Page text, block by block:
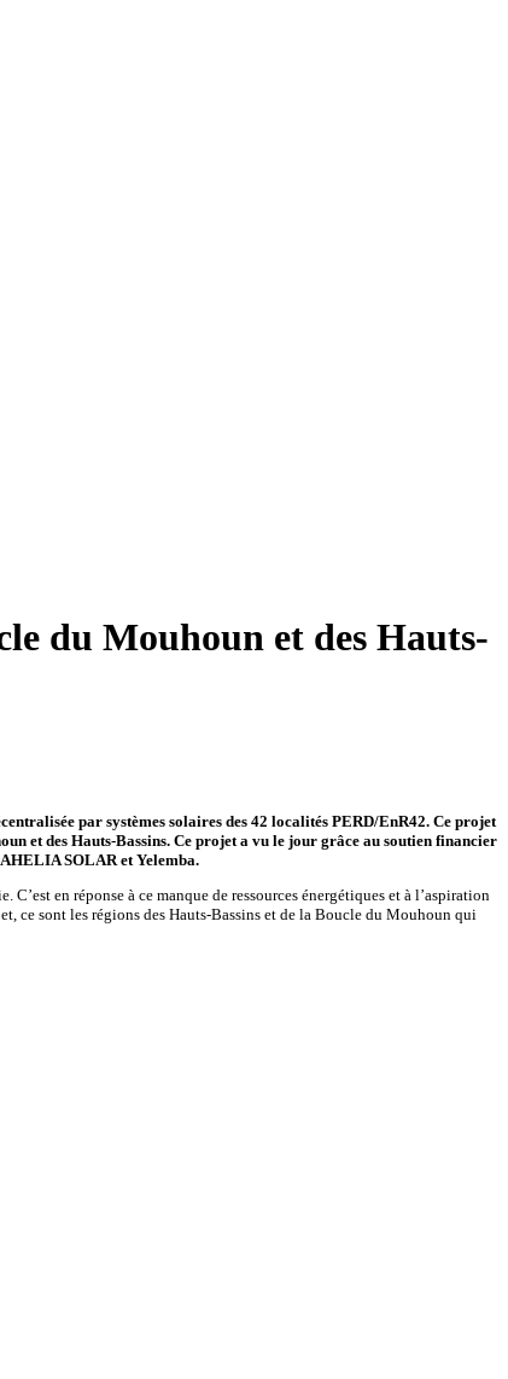
du Mouhoun et des Hauts-
par systèmes solaires des 42 localités PERD/EnR42. Ce projet
et des Hauts-Bassins. Ce projet a vu le jour grâce au soutien financier
SOLAR et Yelemba.
en réponse à ce manque de ressources énergétiques et à l’aspiration
ce sont les régions des Hauts-Bassins et de la Boucle du Mouhoun qui